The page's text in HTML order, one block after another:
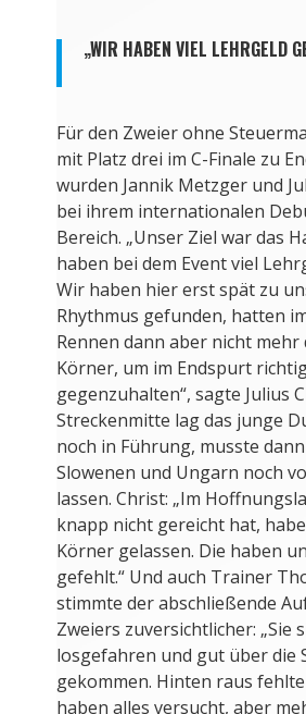
„WIR HABEN VIEL LEHRGELD
Für den Zweier ohne
mit Platz drei im C-Finale zu
wurden Jannik Metzger und
bei ihrem internationalen
Bereich. „Unser Ziel war das
haben bei dem Event viel
Wir haben hier erst spät zu
Rhythmus gefunden, hatten
Rennen dann aber nicht
Körner, um im Endspurt
gegenzuhalten“, sagte Julius
Streckenmitte lag das junge
noch in Führung, musste
Slowenen und Ungarn noch
lassen. Christ: „Im
knapp nicht gereicht hat,
Körner gelassen. Die haben
gefehlt.“ Und auch Trainer
stimmte der abschließende
Zweiers zuversichtlicher: „Sie
losgefahren und gut über die
gekommen. Hinten raus fehlte
haben alles versucht, aber